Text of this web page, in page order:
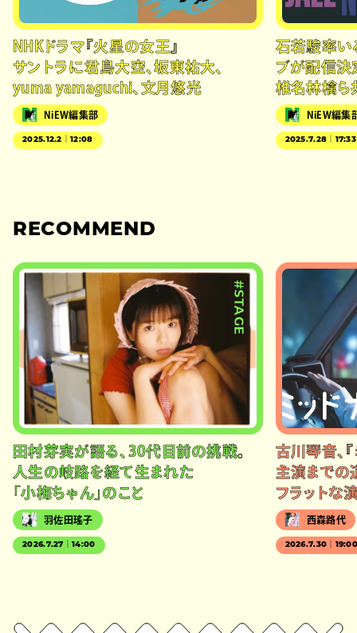
NHKドラマ『火星の女王』
サントラに君島大空、坂東祐大、
yuma yamaguchi、文月悠光
NiEW編集部
2025.12.2｜12:08
石若駿率い
ブが配信決
椎名林檎ら
NiEW編集
2025.7.28｜17:33
RECOMMEND
#STAGE
田村芽実が語る、30代目前の挑戦。
人生の岐路を経て生まれた
「小梅ちゃん」のこと
羽佐田瑤子
2026.7.27｜14:00
古川琴音、
主演までの
フラットな
西森路代
2026.7.30｜